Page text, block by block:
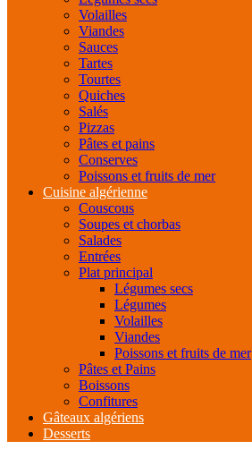
Volailles
Viandes
Sauces
Tartes
Tourtes
Quiches
Salés
Pizzas
Pâtes et pains
Conserves
Poissons et fruits de mer
Cuisine algérienne
Couscous
Soupes et chorbas
Salades
Entrées
Plat principal
Légumes secs
Légumes
Volailles
Viandes
Poissons et fruits de mer
Pâtes et Pains
Boissons
Confitures
Gâteaux algériens
Desserts